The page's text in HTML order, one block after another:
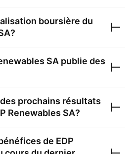
boursière du
?
SA publie des
prochains résultats
Renewables SA?
de EDP